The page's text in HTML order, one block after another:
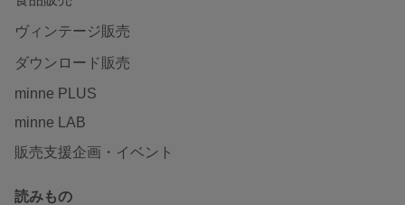
ヴィンテージ販売
ダウンロード販売
minne PLUS
minne LAB
販売支援企画・イベント
読みもの